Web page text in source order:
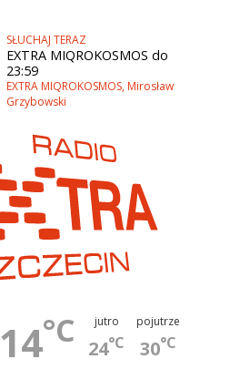
SŁUCHAJ TERAZ
EXTRA MIQROKOSMOS do
23:59
EXTRA MIQROKOSMOS, Mirosław
Grzybowski
14°C jutro
24°C
pojutrze
30°C